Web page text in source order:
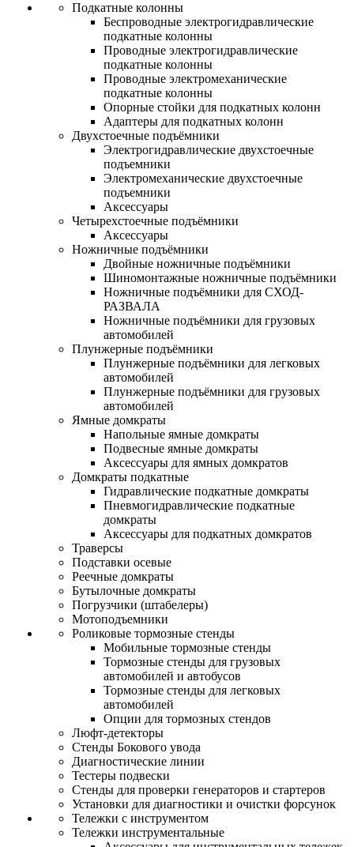
Подкатные колонны
Беспроводные электрогидравлические
подкатные колонны
Проводные электрогидравлические
подкатные колонны
Проводные электромеханические
подкатные колонны
Опорные стойки для подкатных колонн
Адаптеры для подкатных колонн
Двухстоечные подъёмники
Электрогидравлические двухстоечные
подъемники
Электромеханические двухстоечные
подъемники
Аксессуары
Четырехстоечные подъёмники
Аксессуары
Ножничные подъёмники
Двойные ножничные подъёмники
Шиномонтажные ножничные подъёмники
Ножничные подъёмники для СХОД-
РАЗВАЛА
Ножничные подъёмники для грузовых
автомобилей
Плунжерные подъёмники
Плунжерные подъёмники для легковых
автомобилей
Плунжерные подъёмники для грузовых
автомобилей
Ямные домкраты
Напольные ямные домкраты
Подвесные ямные домкраты
Аксессуары для ямных домкратов
Домкраты подкатные
Гидравлические подкатные домкраты
Пневмогидравлические подкатные
домкраты
Аксессуары для подкатных домкратов
Траверсы
Подставки осевые
Реечные домкраты
Бутылочные домкраты
Погрузчики (штабелеры)
Мотоподъемники
Роликовые тормозные стенды
Мобильные тормозные стенды
Тормозные стенды для грузовых
автомобилей и автобусов
Тормозные стенды для легковых
автомобилей
Опции для тормозных стендов
Люфт-детекторы
Стенды Бокового увода
Диагностические линии
Тестеры подвески
Стенды для проверки генераторов и стартеров
Установки для диагностики и очистки форсунок
Тележки с инструментом
Тележки инструментальные